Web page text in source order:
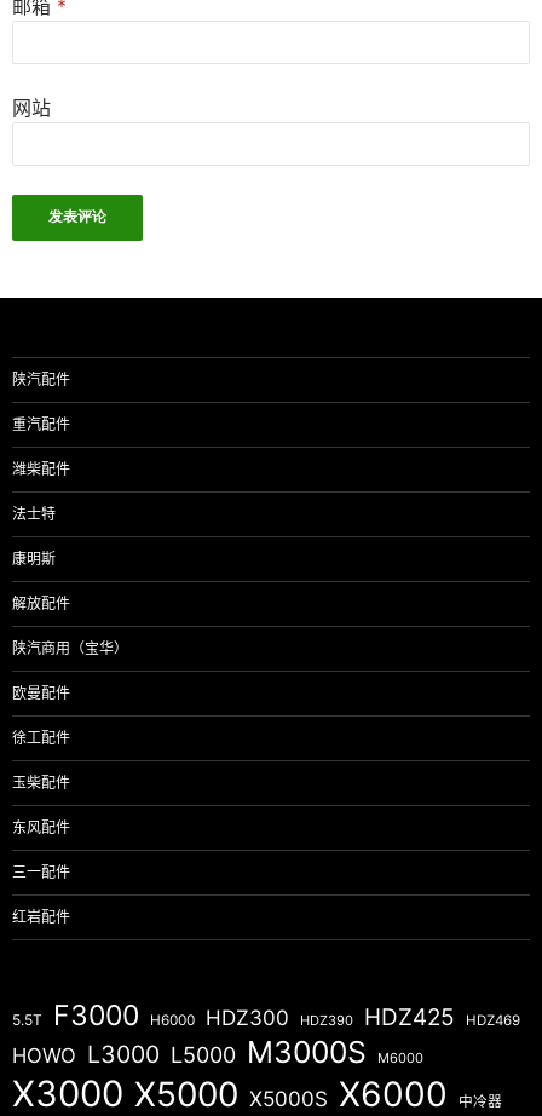
邮箱 *
网站
陕汽配件
重汽配件
潍柴配件
法士特
康明斯
解放配件
陕汽商用（宝华）
欧曼配件
徐工配件
玉柴配件
东风配件
三一配件
红岩配件
5.5T F3000 H6000 HDZ300 HDZ390 HDZ425 HDZ469
HOWO L3000 L5000 M3000S M6000
X3000 X5000 X5000S X6000 中冷器